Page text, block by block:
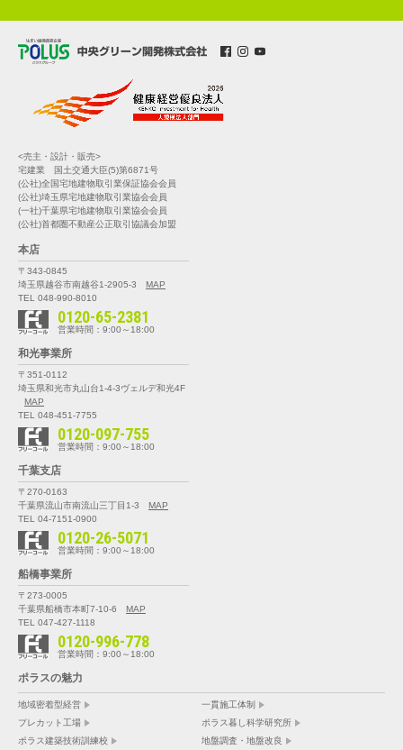
<売主・設計・販売>
宅建業 国土交通大臣(5)第6871号
(公社)全国宅地建物取引業保証協会会員
(公社)埼玉県宅地建物取引業協会会員
(一社)千葉県宅地建物取引業協会会員
(公社)首都圏不動産公正取引協議会加盟
本店
〒343-0845
埼玉県越谷市南越谷1-2905-3
MAP
TEL 048-990-8010
0120-65-2381
営業時間：9:00～18:00
和光事業所
〒351-0112
埼玉県和光市丸山台1-4-3ヴェルデ和光4F
MAP
TEL 048-451-7755
0120-097-755
営業時間：9:00～18:00
千葉支店
〒270-0163
千葉県流山市南流山三丁目1-3
MAP
TEL 04-7151-0900
0120-26-5071
営業時間：9:00～18:00
船橋事業所
〒273-0005
千葉県船橋市本町7-10-6
MAP
TEL 047-427-1118
0120-996-778
営業時間：9:00～18:00
ポラスの魅力
地域密着型経営
一貫施工体制
プレカット工場
ポラス暮し科学研究所
ポラス建築技術訓練校
地盤調査・地盤改良